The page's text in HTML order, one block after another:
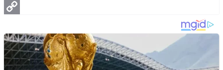
Pinterest
Link